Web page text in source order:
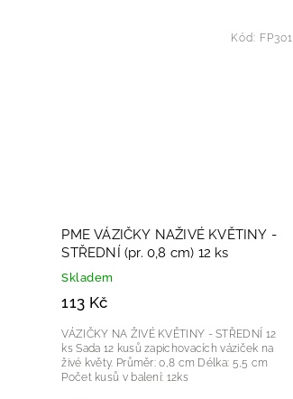
PME VÁZIČKY NAŽIVÉ KVĚTINY -
STŘEDNÍ (pr. 0,8 cm) 12 ks
Skladem
113 Kč
VÁZIČKY NA ŽIVÉ KVĚTINY - STŘEDNÍ 12
ks Sada 12 kusů zapichovacích váziček na
živé květy. Průměr: 0,8 cm Délka: 5,5 cm
Kód: FP301